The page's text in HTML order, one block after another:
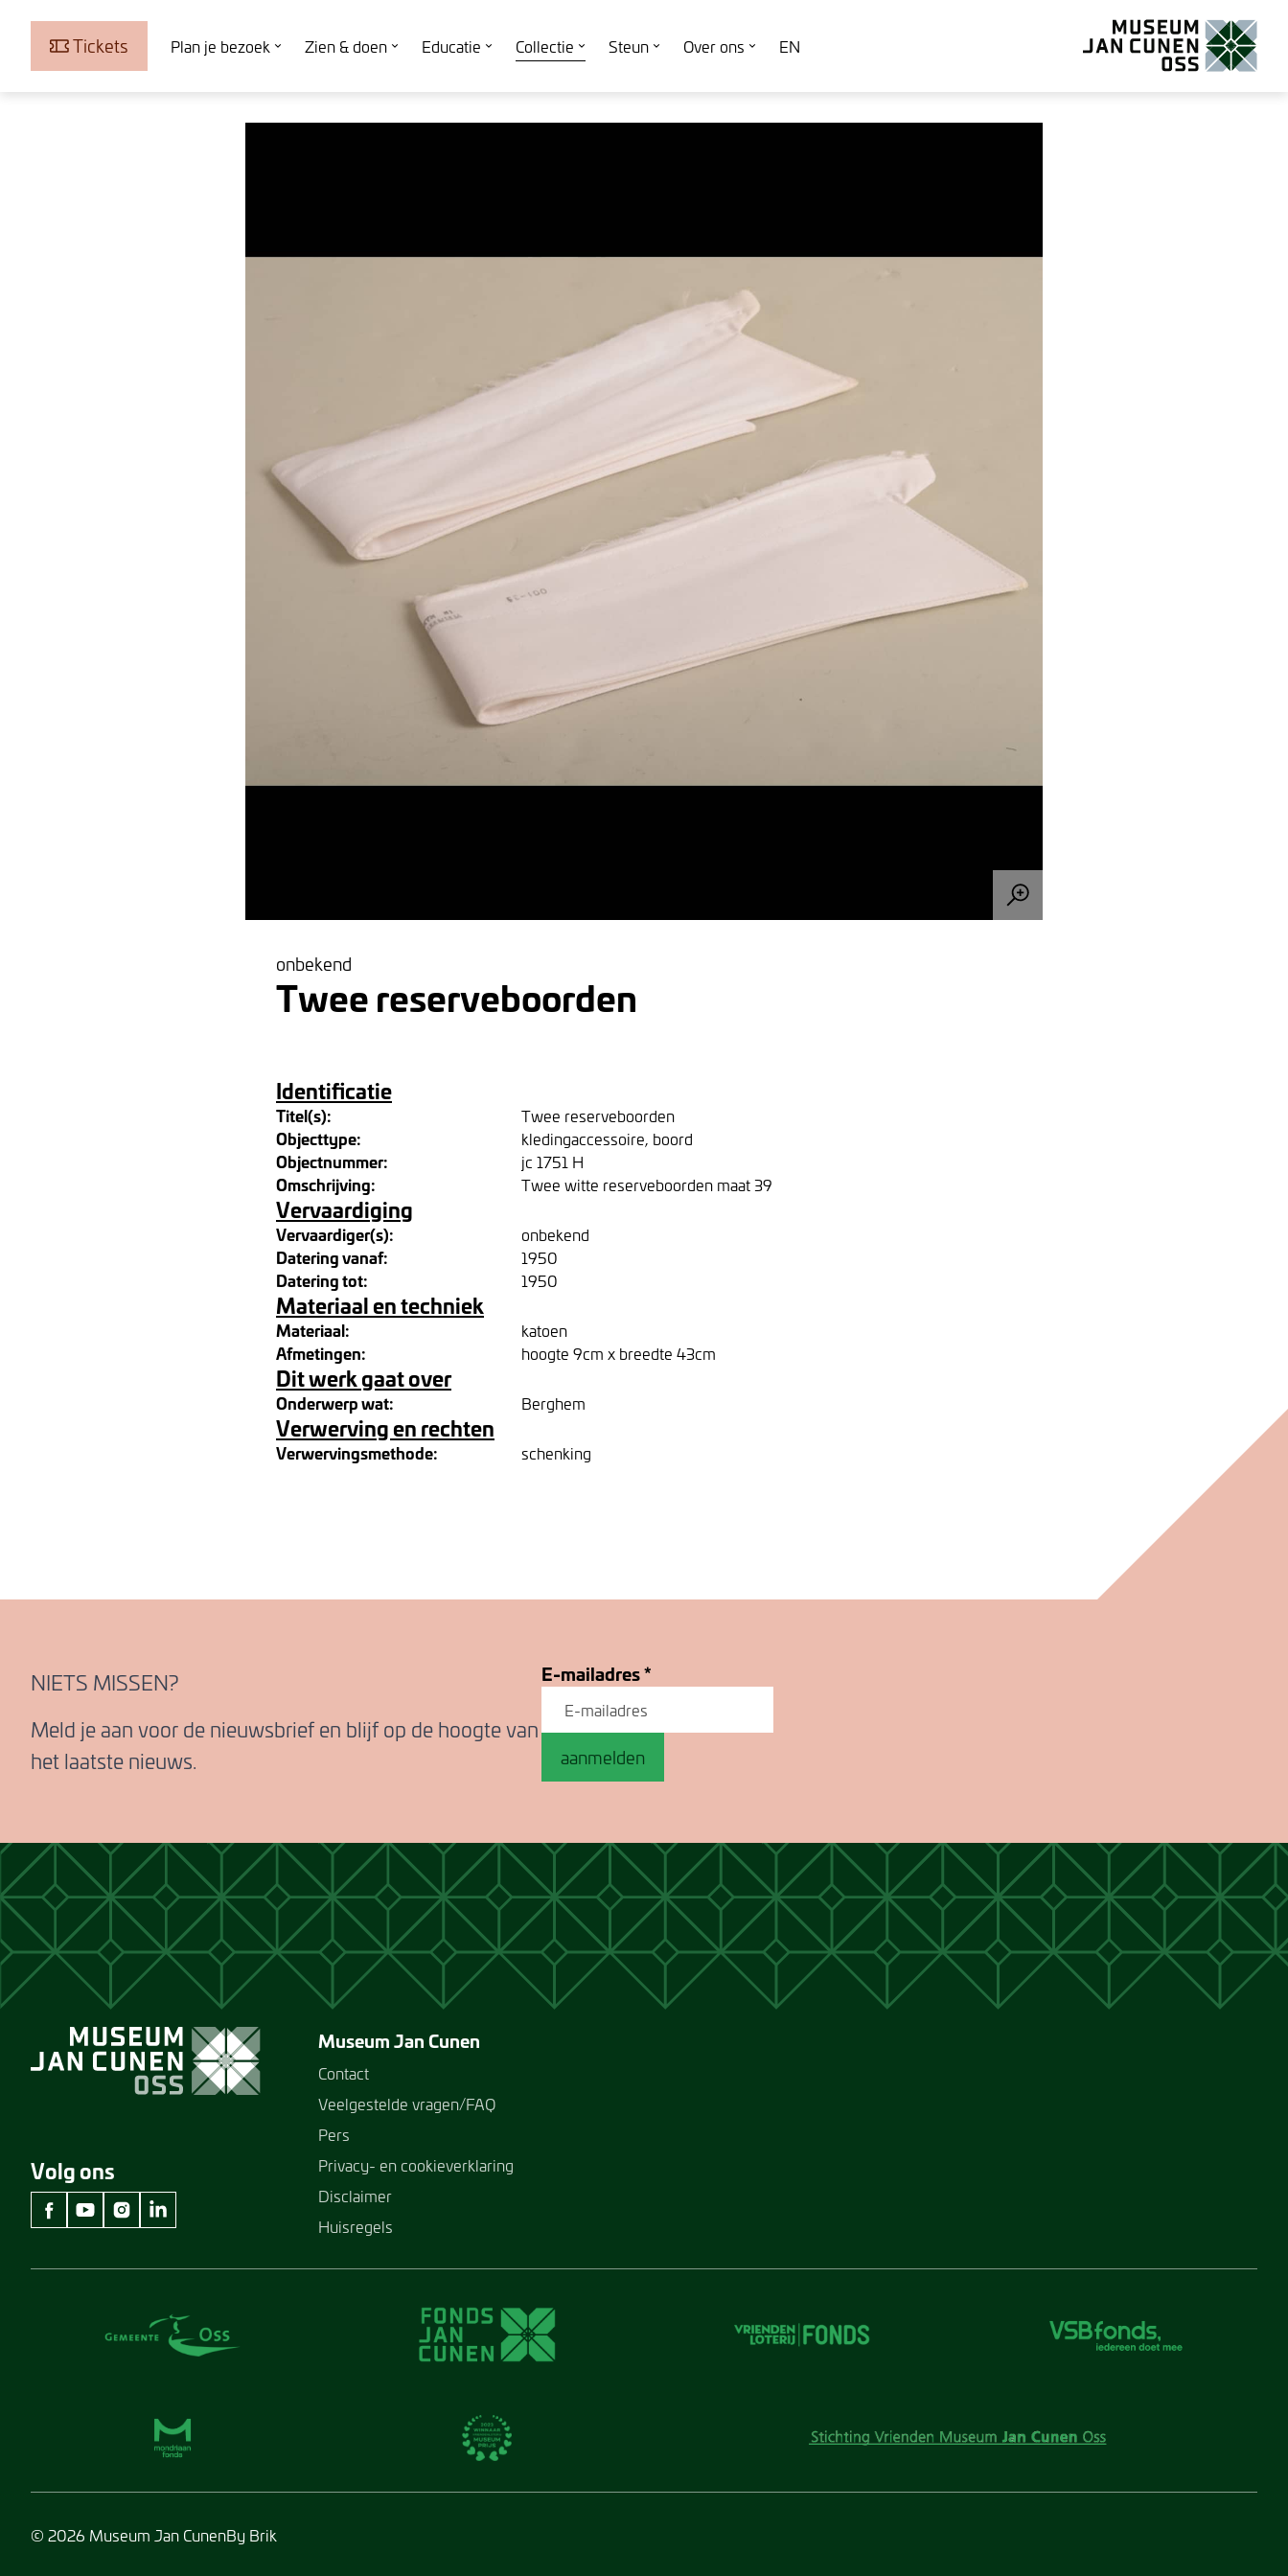
Tickets Plan je bezoek Zien & doen Educatie Collectie Steun Over ons
EN
onbekend
Twee reserveboorden
Identificatie
Titel(s): Twee reserveboorden
Objecttype: kledingaccessoire, boord
Objectnummer: jc 1751 H
Omschrijving: Twee witte reserveboorden maat 39
Vervaardiging
Vervaardiger(s): onbekend
Datering vanaf: 1950
Datering tot: 1950
Materiaal en techniek
Materiaal: katoen
Afmetingen: hoogte 9cm x breedte 43cm
Dit werk gaat over
Onderwerp wat: Berghem
Verwerving en rechten
Verwervingsmethode: schenking
NIETS MISSEN?
Meld je aan voor de nieuwsbrief en blijf op de hoogte van
het laatste nieuws.
E-mailadres*
aanmelden
Volg ons
facebook Museum Jan Cunen
youtube Museum Jan Cunen
instagram Museum Jan Cunen
linkedin Museum Jan Cunen
Museum Jan Cunen
Contact
Veelgestelde vragen/FAQ
Pers
Privacy- en cookieverklaring
Disclaimer
Huisregels
© 2026 Museum Jan CunenBy Brik